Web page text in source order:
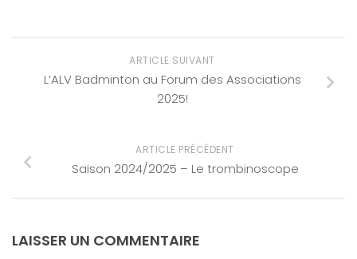
ARTICLE SUIVANT
L’ALV Badminton au Forum des Associations
2025!
ARTICLE PRÉCÉDENT
Saison 2024/2025 – Le trombinoscope
LAISSER UN COMMENTAIRE